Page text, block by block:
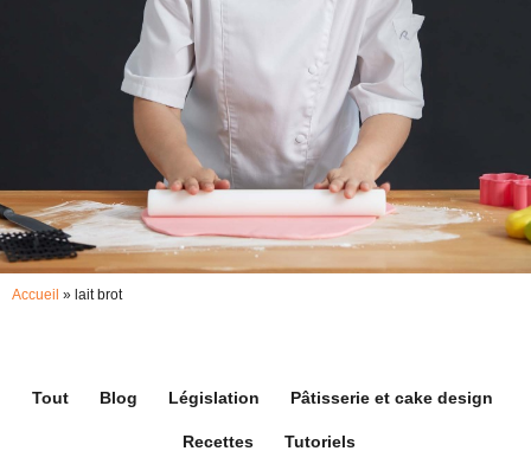
Accueil » lait brot
Tout Blog Législation Pâtisserie et cake design
Recettes Tutoriels